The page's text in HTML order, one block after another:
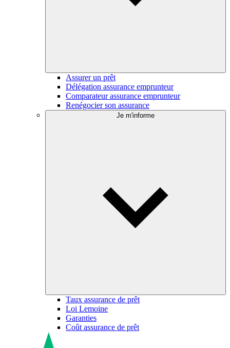
Assurer un prêt
Délégation assurance emprunteur
Comparateur assurance emprunteur
Renégocier son assurance
Je m'informe
Taux assurance de prêt
Loi Lemoine
Garanties
Coût assurance de prêt